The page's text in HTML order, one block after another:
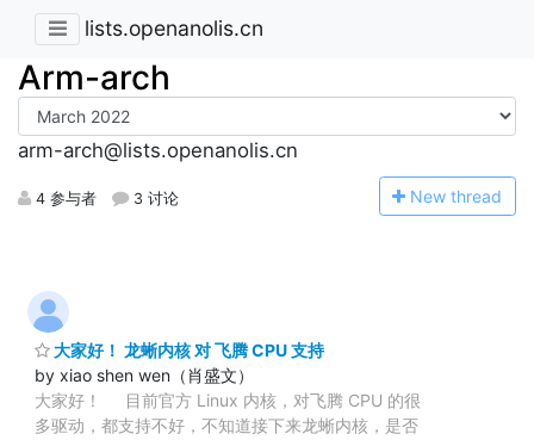
lists.openanolis.cn
Arm-arch
arm-arch@lists.openanolis.cn
4 参与者 3 讨论 New thread
大家好！ 龙蜥内核 对 飞腾 CPU 支持
by xiao shen wen（肖盛文）
大家好！ 目前官方 Linux 内核，对飞腾 CPU 的很
多驱动，都支持不好，不知道接下来龙蜥内核，是否